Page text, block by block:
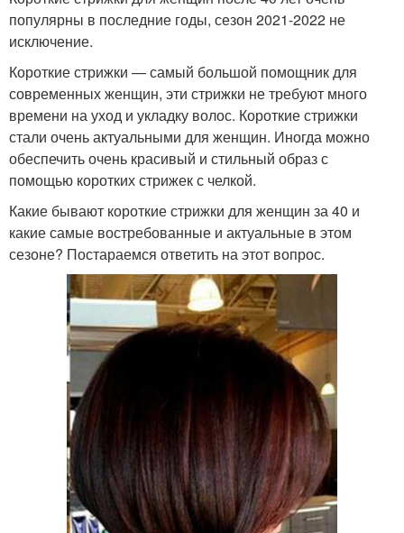
популярны в последние годы, сезон 2021-2022 не
исключение.
Короткие стрижки — самый большой помощник для
современных женщин, эти стрижки не требуют много
времени на уход и укладку волос. Короткие стрижки
стали очень актуальными для женщин. Иногда можно
обеспечить очень красивый и стильный образ с
помощью коротких стрижек с челкой.
Какие бывают короткие стрижки для женщин за 40 и
какие самые востребованные и актуальные в этом
сезоне? Постараемся ответить на этот вопрос.